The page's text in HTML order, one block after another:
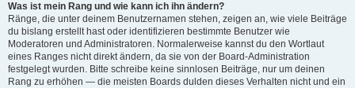
Was ist mein Rang und wie kann ich ihn ändern?
Ränge, die unter deinem Benutzernamen stehen, zeigen an, wie viele Beiträge
du bislang erstellt hast oder identifizieren bestimmte Benutzer wie
Moderatoren und Administratoren. Normalerweise kannst du den Wortlaut
eines Ranges nicht direkt ändern, da sie von der Board-Administration
festgelegt wurden. Bitte schreibe keine sinnlosen Beiträge, nur um deinen
Rang zu erhöhen — die meisten Boards dulden dieses Verhalten nicht und ein